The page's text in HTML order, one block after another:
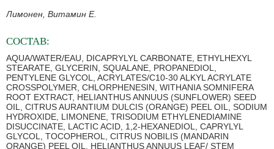
Лимонен, Витамин Е.
СОСТАВ:
AQUA/WATER/EAU, DICAPRYLYL CARBONATE, ETHYLHEXYL
STEARATE, GLYCERIN, SQUALANE, PROPANEDIOL,
PENTYLENE GLYCOL, ACRYLATES/C10-30 ALKYL ACRYLATE
CROSSPOLYMER, CHLORPHENESIN, WITHANIA SOMNIFERA
ROOT EXTRACT, HELIANTHUS ANNUUS (SUNFLOWER) SEED
OIL, CITRUS AURANTIUM DULCIS (ORANGE) PEEL OIL, SODIUM
HYDROXIDE, LIMONENE, TRISODIUM ETHYLENEDIAMINE
DISUCCINATE, LACTIC ACID, 1,2-HEXANEDIOL, CAPRYLYL
GLYCOL, TOCOPHEROL, CITRUS NOBILIS (MANDARIN
ORANGE) PEEL OIL, HELIANTHUS ANNUUS LEAF/ STEM